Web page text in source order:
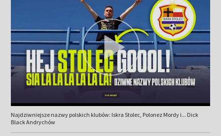
Najdziwniejsze nazwy polskich klubów: Iskra Stolec, Polonez Mordy i... Dick
Black Andrychów